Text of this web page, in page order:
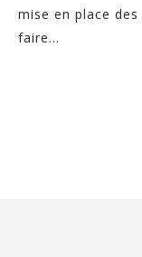
mise en place
faire...